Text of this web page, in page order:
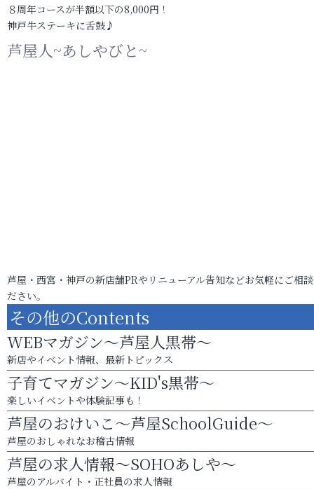
８周年コースが半額以下の8,000円！
神戸牛ステーキに舌鼓♪
芦屋人~あしやびと~
芦屋・西宮・神戸の新店舗PRやリニューアル告知などお気軽にご相
ださい。
その他のContents
WEBマガジン～芦屋人黒帯～
新店やイベント情報、最新トピックス
子育てマガジン～KID's黒帯～
楽しいイベントや体験記事も！
芦屋のおけいこ～芦屋SchoolGuide～
芦屋のおしゃれなお稽古情報
芦屋の求人情報～SOHOあしや～
芦屋のアルバイト・正社員の求人情報